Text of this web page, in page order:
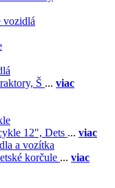
vozidlá
Š ... viac
12", Dets ... viac
a vozítka
korčule ... viac